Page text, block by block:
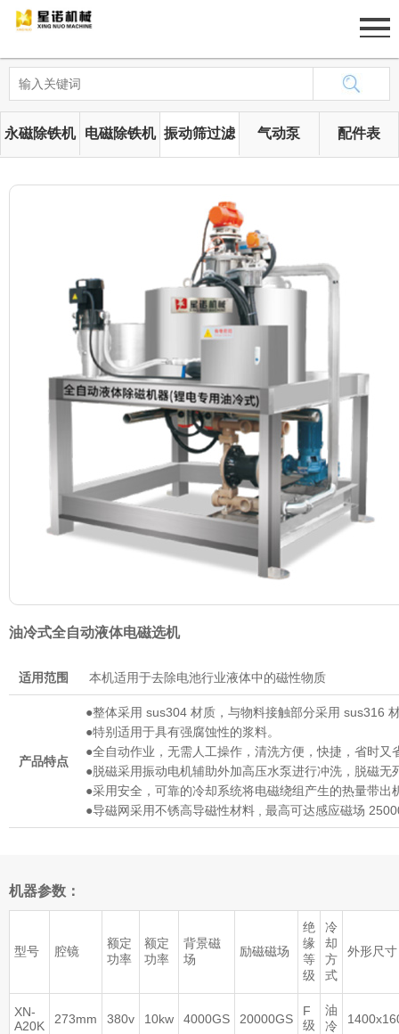
网站首页
关于我们
人才招聘
联系我们
永磁除铁机 电磁除铁机 振动筛过滤 气动泵 配件表
油冷式全自动液体电磁选机
适用范围 本机适用于去除电池行业液体中的磁性物质
产品特点
●整体采用 sus304 材质，与物料接触部分采用 sus316
●特别适用于具有强腐蚀性的浆料。
●全自动作业，无需人工操作，清洗方便，快捷，省时又
●脱磁采用振动电机辅助外加高压水泵进行冲洗，脱磁
●采用安全，可靠的冷却系统将电磁绕组产生的热量带
●导磁网采用不锈高导磁性材料 , 最高可达感应磁场
机器参数：
型号 腔镜
额定
功率
额定
功率
背景磁
场
励磁磁场
绝
缘
等
级
冷
却
方
式
外形尺寸
XN-
A20K
273mm 380v 10kw 4000GS 20000GS
F
级
油
冷